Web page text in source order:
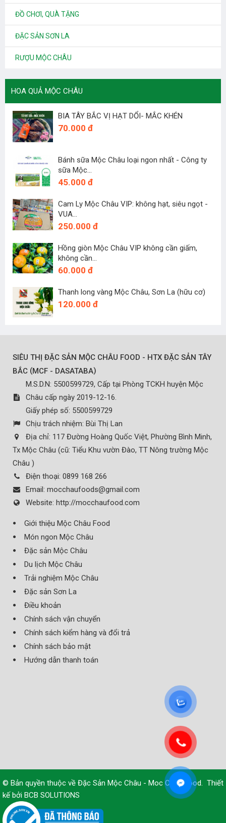
ĐỒ CHƠI, QUÀ TẶNG
ĐẶC SẢN SƠN LA
RƯỢU MỘC CHÂU
HOA QUẢ MỘC CHÂU
BIA TÂY BẮC VỊ HẠT DỔI- MẮC KHÉN
70.000 đ
Bánh sữa Mộc Châu loại ngon nhất - Công ty
sữa Mộc...
45.000 đ
Cam Ly Mộc Châu VIP: không hạt, siêu ngọt -
VUA...
250.000 đ
Hồng giòn Mộc Châu VIP không cần giấm,
không cần...
60.000 đ
Thanh long vàng Mộc Châu, Sơn La (hữu cơ)
120.000 đ
SIÊU THỊ ĐẶC SẢN MỘC CHÂU FOOD - HTX ĐẶC SẢN TÂY
BẮC (MCF - DASATABA)
M.S.D.N: 5500599729, Cấp tại Phòng TCKH huyện Mộc
Châu cấp ngày 2019-12-16.
Giấy phép số: 5500599729
Chịu trách nhiệm: Bùi Thị Lan
Địa chỉ: 117 Đường Hoàng Quốc Việt, Phường Bình Minh,
Tx Mộc Châu (cũ: Tiểu Khu vườn Đào, TT Nông trường Mộc
Châu )
Điện thoại: 0899 168 266
Email: mocchaufoods@gmail.com
Website: http://mocchaufood.com
Giới thiệu Mộc Châu Food
Món ngon Mộc Châu
Đặc sản Mộc Châu
Du lịch Mộc Châu
Trải nghiệm Mộc Châu
Đặc sản Sơn La
Điều khoản
Chính sách vận chuyển
Chính sách kiểm hàng và đổi trả
Chính sách bảo mật
Hướng dẫn thanh toán
© Bản quyền thuộc về Đặc Sản Mộc Châu - Moc Chau Food. Thiết
kế bởi BCB SOLUTIONS